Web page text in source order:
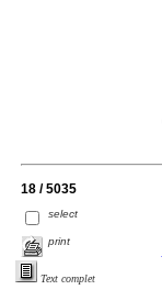
18 / 5035
select
print
Text complet